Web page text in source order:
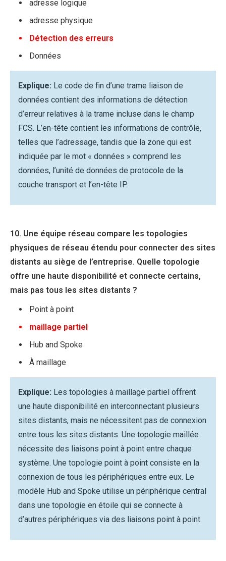
adresse logique
adresse physique
Détection des erreurs
Données
Explique: Le code de fin d’une trame liaison de
données contient des informations de détection
d’erreur relatives à la trame incluse dans le champ
FCS. L’en-tête contient les informations de contrôle,
telles que l’adressage, tandis que la zone qui est
indiquée par le mot « données » comprend les
données, l’unité de données de protocole de la
couche transport et l’en-tête IP.
10. Une équipe réseau compare les topologies
physiques de réseau étendu pour connecter des sites
distants au siège de l’entreprise. Quelle topologie
offre une haute disponibilité et connecte certains,
mais pas tous les sites distants ?
Point à point
maillage partiel
Hub and Spoke
À maillage
Explique: Les topologies à maillage partiel offrent
une haute disponibilité en interconnectant plusieurs
sites distants, mais ne nécessitent pas de connexion
entre tous les sites distants. Une topologie maillée
nécessite des liaisons point à point entre chaque
système. Une topologie point à point consiste en la
connexion de tous les périphériques entre eux. Le
modèle Hub and Spoke utilise un périphérique central
dans une topologie en étoile qui se connecte à
d’autres périphériques via des liaisons point à point.